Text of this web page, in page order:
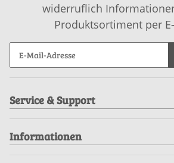
widerruflich
Produktsortiment per
Service & Support
Informationen